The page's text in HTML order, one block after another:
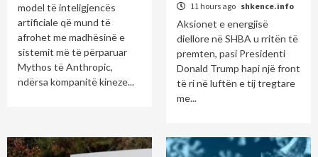
model të inteligjencës
artificiale që mund të
afrohet me madhësinë e
sistemit më të përparuar
Mythos të Anthropic,
ndërsa kompanitë kineze...
11 hours ago shkence.info
Aksionet e energjisë
diellore në SHBA u rritën të
premten, pasi Presidenti
Donald Trump hapi një front
të ri në luftën e tij tregtare
me...